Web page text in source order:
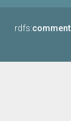
rdfs:comment